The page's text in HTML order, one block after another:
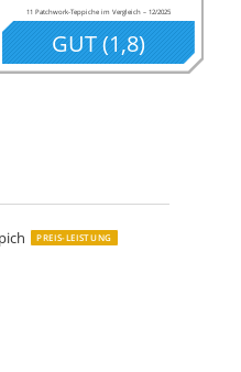
11 Patchwork-Teppiche im Vergleich– 12/2025
GUT(1,8)
PREIS-LEISTUNG
cmDruckDruck
Druck
cmTeppiche Geometrisches